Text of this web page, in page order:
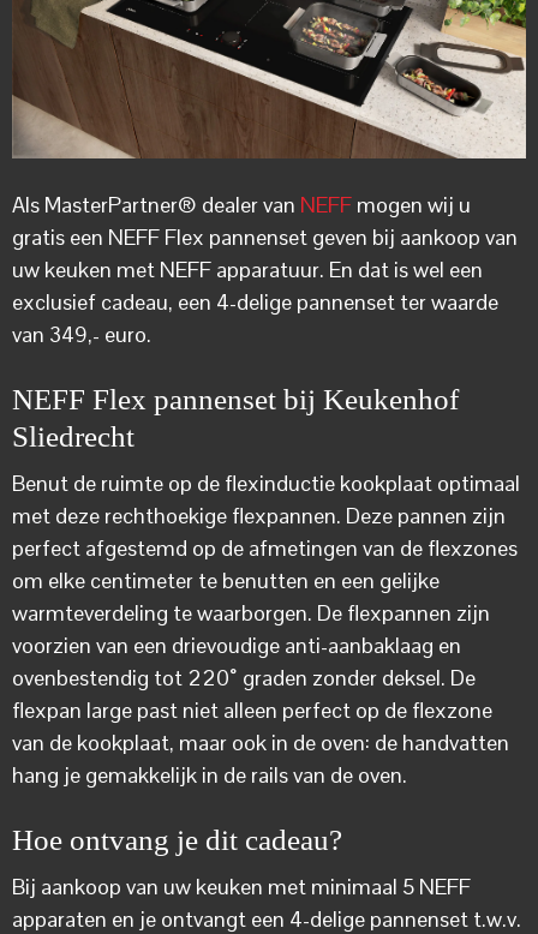
Als MasterPartner® dealer van NEFF mogen wij u
gratis een NEFF Flex pannenset geven bij aankoop van
uw keuken met NEFF apparatuur. En dat is wel een
exclusief cadeau, een 4-delige pannenset ter waarde
van 349,- euro.
NEFF Flex pannenset bij Keukenhof
Sliedrecht
Benut de ruimte op de flexinductie kookplaat optimaal
met deze rechthoekige flexpannen. Deze pannen zijn
perfect afgestemd op de afmetingen van de flexzones
om elke centimeter te benutten en een gelijke
warmteverdeling te waarborgen. De flexpannen zijn
voorzien van een drievoudige anti-aanbaklaag en
ovenbestendig tot 220˚ graden zonder deksel. De
flexpan large past niet alleen perfect op de flexzone
van de kookplaat, maar ook in de oven: de handvatten
hang je gemakkelijk in de rails van de oven.
Hoe ontvang je dit cadeau?
Bij aankoop van uw keuken met minimaal 5 NEFF
apparaten en je ontvangt een 4-delige pannenset t.w.v.